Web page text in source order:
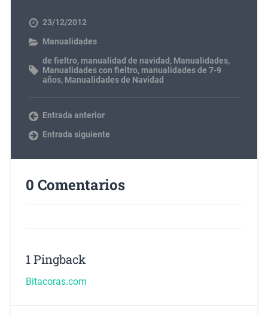
23/12/2012
Manualidades
de fieltro, manualidad de navidad , Manualidades,
Manualidades con fieltro, manualidades de 7-9
años, Manualidades de Navidad
Entrada anterior
Entrada siguiente
0 Comentarios
1 Pingback
Bitacoras.com